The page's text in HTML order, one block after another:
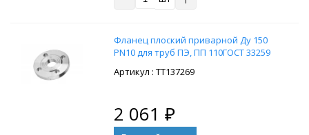
Фланец плоский приварной Ду 150
PN10 для труб ПЭ, ПП 110ГОСТ 33259
: ТТ137269
2 061 ₽